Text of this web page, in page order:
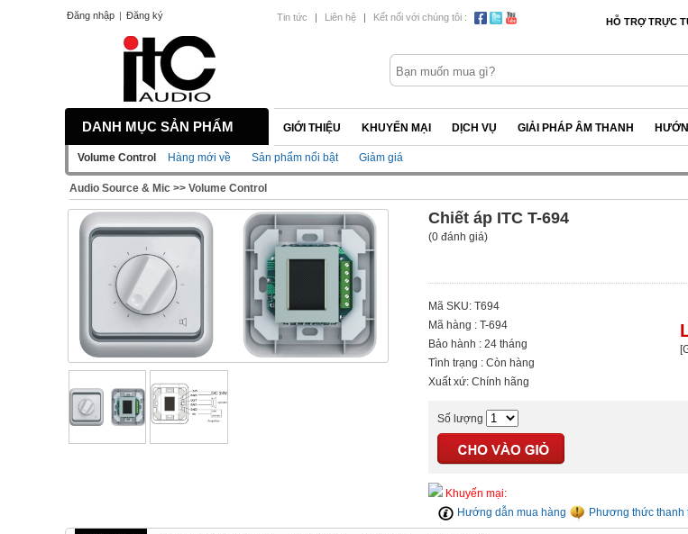
Đăng nhập | Đăng ký Tin tức | Liên hệ | Kết nối với chúng tôi : HỖ TRỢ TRỰC
DANH MỤC SẢN PHẨM GIỚI THIỆU KHUYẾN MẠI DỊCH VỤ GIẢI PHÁP ÂM THANH
Volume Control Hàng mới về Sản phẩm nổi bật Giảm giá
Audio Source & Mic >> Volume Control
Chiết áp ITC T-694
(0 đánh giá)
Mã SKU: T694
Mã hàng : T-694
Bảo hành : 24 tháng
Tình trạng : Còn hàng
Xuất xứ: Chính hãng
Số lượng
Khuyến mại:
Hướng dẫn mua hàng
Phương thức thanh